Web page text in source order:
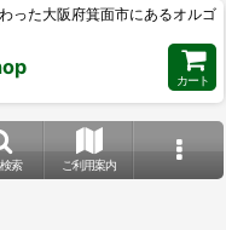
った大阪府箕面市にあるオルゴ
カート
索 ご利用案内